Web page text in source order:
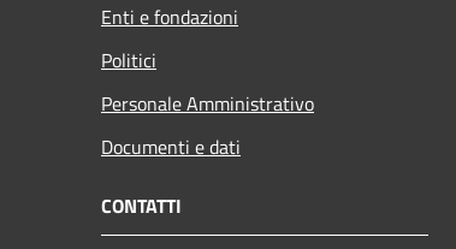
Enti e fondazioni
Politici
Personale Amministrativo
Documenti e dati
CONTATTI